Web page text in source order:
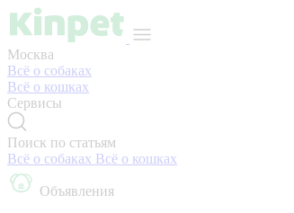
Москва
Всё о собаках
Всё о кошках
Сервисы
Поиск по статьям
Всё о собаках Всё о кошках
Объявления